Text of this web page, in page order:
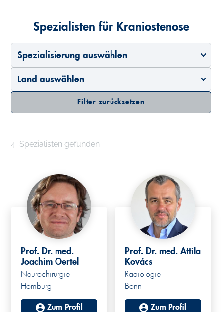
Spezialisten für Kraniostenose
Spezialisierung auswählen
Land auswählen
Filter zurücksetzen
4 Spezialisten gefunden
Prof. Dr. med.
Joachim Oertel
Neurochirurgie
Homburg
Zum Profil
Prof. Dr. med. Attila
Kovács
Radiologie
Bonn
Zum Profil